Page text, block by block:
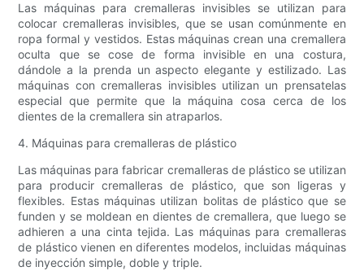
Las máquinas para cremalleras invisibles se utilizan para
colocar cremalleras invisibles, que se usan comúnmente en
ropa formal y vestidos. Estas máquinas crean una cremallera
oculta que se cose de forma invisible en una costura,
dándole a la prenda un aspecto elegante y estilizado. Las
máquinas con cremalleras invisibles utilizan un prensatelas
especial que permite que la máquina cosa cerca de los
dientes de la cremallera sin atraparlos.
4. Máquinas para cremalleras de plástico
Las máquinas para fabricar cremalleras de plástico se utilizan
para producir cremalleras de plástico, que son ligeras y
flexibles. Estas máquinas utilizan bolitas de plástico que se
funden y se moldean en dientes de cremallera, que luego se
adhieren a una cinta tejida. Las máquinas para cremalleras
de plástico vienen en diferentes modelos, incluidas máquinas
de inyección simple, doble y triple.